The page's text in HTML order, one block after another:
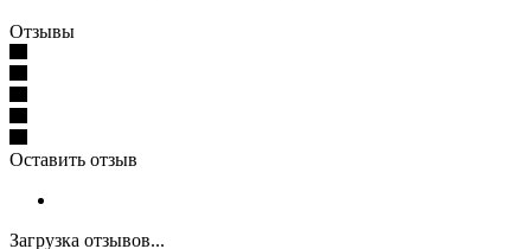
Отзывы
Оставить отзыв
Загрузка отзывов...